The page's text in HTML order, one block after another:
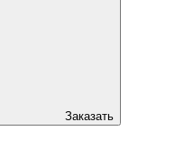
Заказать